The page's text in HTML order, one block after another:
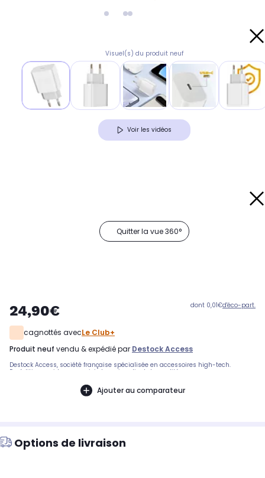
Visuel(s) du produit neuf
Voir les vidéos
Quitter la vue 360°
24,90€ dont 0,01€d'éco-part.
cagnottés avecLe Club+
produit neuf vendu & expédié par Destock Access
Destock Access, société française spécialisée en accessoires high-tech.
Expédition rapide avec suivi et service client de qualité.
Ajouter au comparateur
Options de livraison